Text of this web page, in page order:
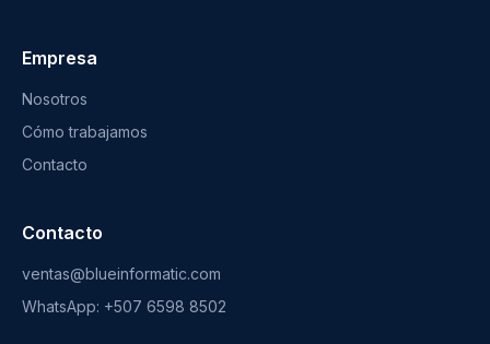
Empresa
Nosotros
Cómo trabajamos
Contacto
Contacto
ventas@blueinformatic.com
WhatsApp: +507 6598 8502